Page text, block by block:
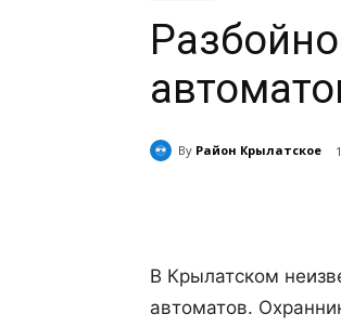
By Район Крылатское
В Крылатском
автоматов.